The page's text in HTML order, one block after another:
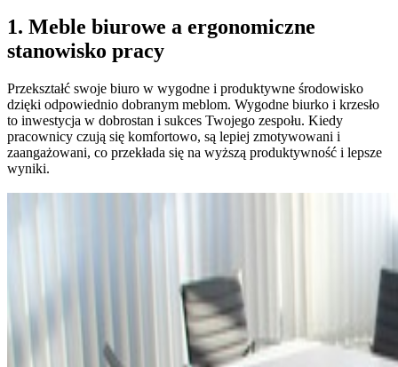
1. Meble biurowe a ergonomiczne
stanowisko pracy
Przekształć swoje biuro w wygodne i produktywne środowisko
dzięki odpowiednio dobranym meblom. Wygodne biurko i krzesło
to inwestycja w dobrostan i sukces Twojego zespołu. Kiedy
pracownicy czują się komfortowo, są lepiej zmotywowani i
zaangażowani, co przekłada się na wyższą produktywność i lepsze
wyniki.